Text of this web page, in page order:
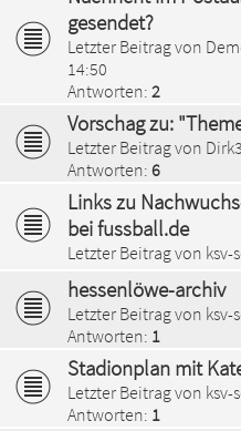
gesendet?
Letzter Beitrag von
14:50
Antworten: 2
Vorschag zu:
Letzter Beitrag von Dirk3
Antworten: 6
Links zu
bei fussball.de
Letzter Beitrag von ksv-
hessenlöwe-archiv
Letzter Beitrag von ksv-
Antworten: 1
Stadionplan mit
Letzter Beitrag von ksv-
Antworten: 1